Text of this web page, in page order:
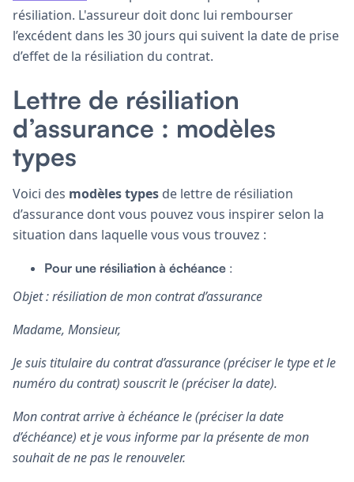
résiliation. L'assureur doit donc lui rembourser
l’excédent dans les 30 jours qui suivent la date de prise
d’effet de la résiliation du contrat.
Lettre de résiliation
d’assurance : modèles
types
Voici des modèles types de lettre de résiliation
d’assurance dont vous pouvez vous inspirer selon la
situation dans laquelle vous vous trouvez :
Pour une résiliation à échéance :
Objet : résiliation de mon contrat d’assurance
Madame, Monsieur,
Je suis titulaire du contrat d’assurance (préciser le type et le
numéro du contrat) souscrit le (préciser la date).
Mon contrat arrive à échéance le (préciser la date
d’échéance) et je vous informe par la présente de mon
souhait de ne pas le renouveler.